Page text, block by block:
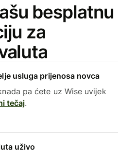
besplatnu
za
usluga prijenosa novca
pa ćete uz Wise uvijek
tečaj.
uživo